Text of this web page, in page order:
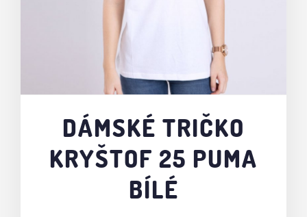
DÁMSKÉ TRIČKO
KRYŠTOF 25 PUMA
BÍLÉ